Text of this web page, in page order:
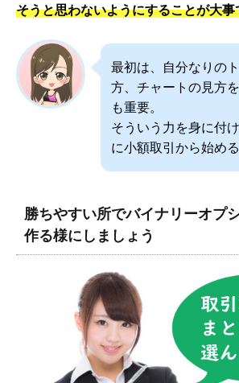
そうと思わないようにすることが大事
最初は、自分なりの
方、チャートの見方
も重要。
そういう力を身に付
に小額取引から始め
勝ちやすい所でバイナリーオプ
作る様にしましょう